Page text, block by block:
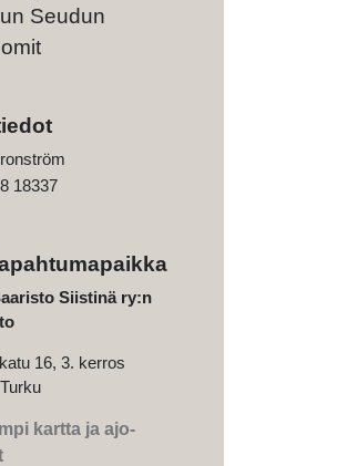
18337
Siistinä ry:n
16, 3. kerros
kartta ja ajo-